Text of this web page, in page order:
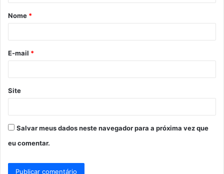
á
r
*
Nome *
E-mail *
Site
Salvar meus dados neste navegador para a próxima vez que
eu comentar.